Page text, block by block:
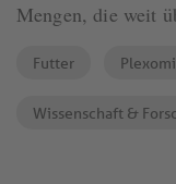
Mengen, die weit
Leistungsfähigkeit
nach dem
Futter
Wissenschaft &